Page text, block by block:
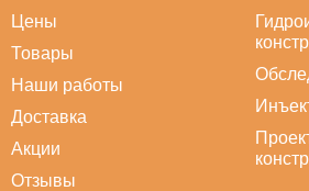
Цены
Товары
Наши работы
Доставка
Акции
Отзывы